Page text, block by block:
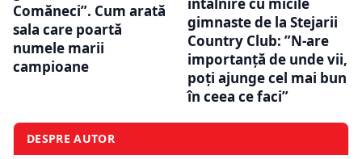
Comăneci”. Cum arată
sala care poartă
numele marii
campioane
întâlnire cu micile
gimnaste de la Stejarii
Country Club: ”N-are
importanță de unde vii,
poți ajunge cel mai bun
în ceea ce faci”
DESPRE AUTOR